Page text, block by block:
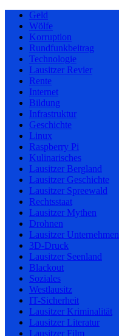
Geld
Wölfe
Korruption
Rundfunkbeitrag
Technologie
Lausitzer Revier
Rente
Internet
Bildung
Infrastruktur
Geschichte
Linux
Raspberry Pi
Kulinarisches
Lausitzer Bergland
Lausitzer Geschichte
Lausitzer Spreewald
Rechtsstaat
Lausitzer Mythen
Drohnen
Lausitzer Unternehmen
3D-Druck
Lausitzer Seenland
Blackout
Soziales
Westlausitz
IT-Sicherheit
Lausitzer Kriminalität
Lausitzer Literatur
Lausitzer Film